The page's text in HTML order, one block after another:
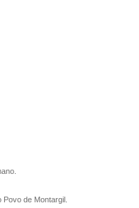
de Montargil.